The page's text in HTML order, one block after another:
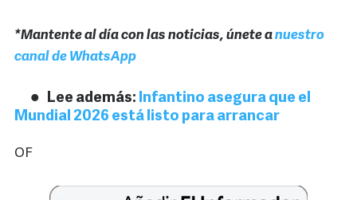
*Mantente al día con las noticias, únete anuestro
canal de WhatsApp
Lee además: Infantino asegura que el
Mundial 2026 está listo para arrancar
OF